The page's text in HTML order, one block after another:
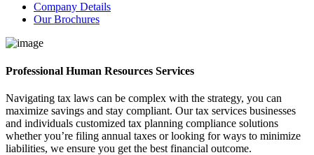
Company Details
Our Brochures
Professional Human Resources Services
Navigating tax laws can be complex with the strategy, you can
maximize savings and stay compliant. Our tax services businesses
and individuals customized tax planning compliance solutions
whether you’re filing annual taxes or looking for ways to minimize
liabilities, we ensure you get the best financial outcome.